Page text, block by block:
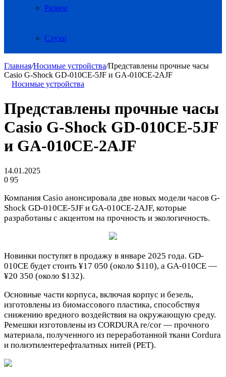
Разное
Слухи
Главная/Носимые устройства/Представлены прочные часы
Casio G-Shock GD-010CE-5JF и GA-010CE-2AJF
Носимые устройства
Представлены прочные часы
Casio G-Shock GD-010CE-5JF
и GA-010CE-2AJF
14.01.2025
0 95
Компания Casio анонсировала две новых модели часов G-
Shock GD-010CE-5JF и GA-010CE-2AJF, которые
разработаны с акцентом на прочность и экологичность.
Новинки поступят в продажу в январе 2025 года. GD-
010CE будет стоить ¥17 050 (около $110), а GA-010CE —
¥20 350 (около $132).
Основные части корпуса, включая корпус и безель,
изготовлены из биомассового пластика, способствуя
снижению вредного воздействия на окружающую среду.
Ремешки изготовлены из CORDURA re/cor — прочного
материала, полученного из переработанной ткани Cordura
и полиэтилентерефталатных нитей (PET).